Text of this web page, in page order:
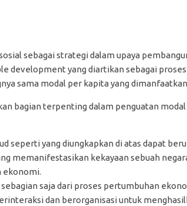
sebagai strategi dalam upaya
development yang diartikan sebagai
sama modal per kapita yang
bagian terpenting dalam penguatan modal
seperti yang diungkapkan di atas dapat
memanifestasikan kekayaan sebuah
ekonomi.
saja dari proses pertumbuhan
dan berorganisasi untuk